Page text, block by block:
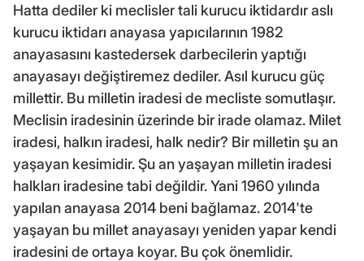
Hatta dediler ki meclisler tali kurucu iktidardır aslı
kurucu iktidarı anayasa yapıcılarının 1982
anayasasını kastedersek darbecilerin yaptığı
anayasayı değiştiremez dediler. Asıl kurucu güç
millettir. Bu milletin iradesi de mecliste somutlaşır.
Meclisin iradesinin üzerinde bir irade olamaz. Milet
iradesi, halkın iradesi, halk nedir? Bir milletin şu an
yaşayan kesimidir. Şu an yaşayan milletin iradesi
halkları iradesine tabi değildir. Yani 1960 yılında
yapılan anayasa 2014 beni bağlamaz. 2014'te
yaşayan bu millet anayasayı yeniden yapar kendi
iradesini de ortaya koyar. Bu çok önemlidir.